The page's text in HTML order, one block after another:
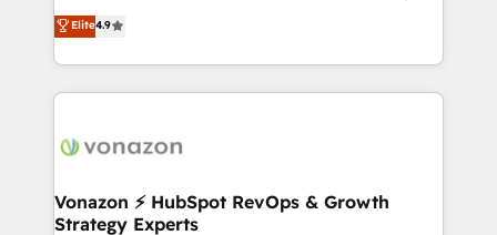
et grandes entreprises en France et à l'international,
dans des secteurs variés : SaaS, immobilier,
B2B à travers l’acquisition de nouveaux clients,
l'intégration CRM et le développement des revenus
auprès de vos comptes existants. En France et à
l'international, nous travaillons avec des ETI
delà d’une simple transformation digitale et des
➤ L’intégration de CRM et de méthodologie RevOps
pour aligner les équipes marketing, commerciales et
Elite4.9
Vonazon ⚡ HubSpot RevOps & Growth
Strategy Experts